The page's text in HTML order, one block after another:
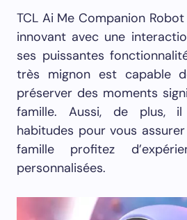
TCL Ai Me Companion
innovant avec une
ses puissantes
très mignon est capable
préserver des moments
famille. Aussi, de plus,
habitudes pour vous
famille profitez
personnalisées.